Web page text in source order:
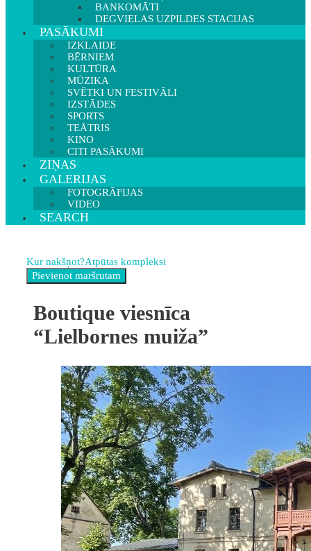
BANKOMĀTI
DEGVIELAS UZPILDES STACIJAS
PASĀKUMI
IZKLAIDE
BĒRNIEM
KULTŪRA
MŪZIKA
SVĒTKI UN FESTIVĀLI
IZSTĀDES
SPORTS
TEĀTRIS
KINO
CITI PASĀKUMI
ZIŅAS
GALERIJAS
FOTOGRĀFIJAS
VIDEO
SEARCH
Kur nakšņot?Atpūtas kompleksi
Boutique viesnīca
“Lielbornes muiža”